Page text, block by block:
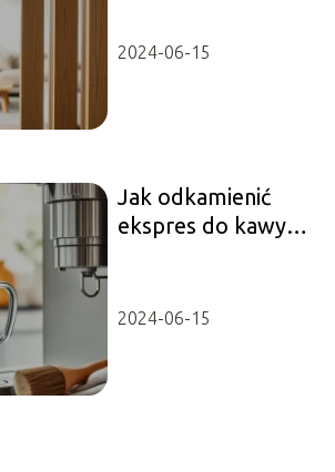
2024-06-15
Jak odkamienić
ekspres do kawy
2024-06-15